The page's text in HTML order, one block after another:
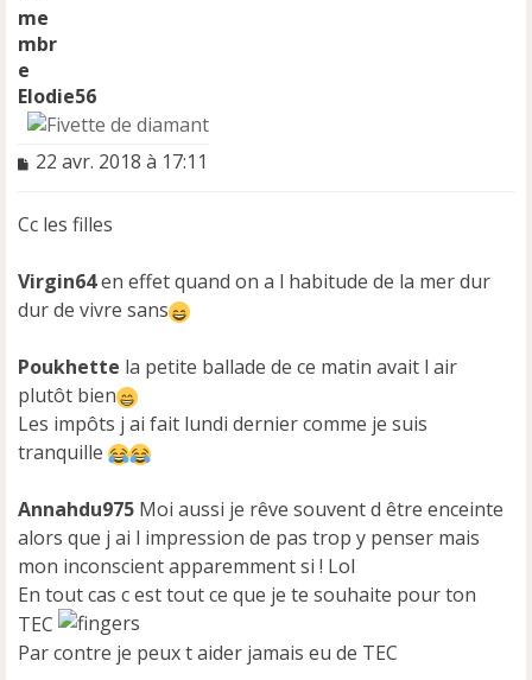
Elodie56
M
s
g
e
n
n
l
u
22 avr. 2018 à 17:11
Cc les filles
Virgin64en effet quand on a l habitude de la mer dur
dur de vivre sans
Poukhette la petite ballade de ce matin avait l air
plutôt bien
Les impôts j ai fait lundi dernier comme je suis
tranquille
Annahdu975 Moi aussi je rêve souvent d être enceinte
alors que j ai l impression de pas trop y penser mais
mon inconscient apparemment si ! Lol
En tout cas c est tout ce que je te souhaite pour ton
TEC
Par contre je peux t aider jamais eu de TEC